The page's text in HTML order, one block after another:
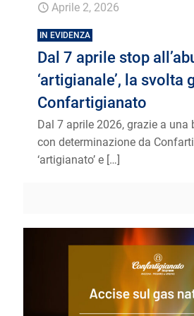
Aprile 2, 2026
IN EVIDENZA
Dal 7 aprile stop
‘artigianale’, la svolta
Confartigianato
Dal 7 aprile 2026, grazie a
con determinazione da
‘artigianato’ e […]